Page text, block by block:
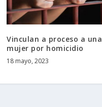
Vinculan a proceso a una
mujer por homicidio
18 mayo, 2023